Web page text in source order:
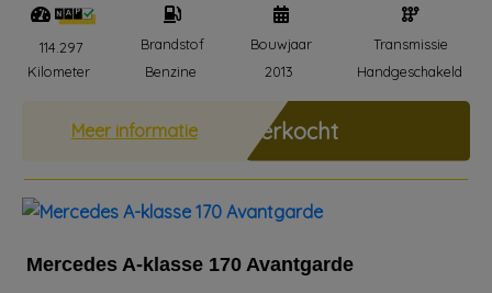
114.297
Kilometer
Brandstof
Benzine
Bouwjaar
2013
Transmissie
Handgeschakeld
Meer informatie Verkocht
Mercedes A-klasse 170 Avantgarde